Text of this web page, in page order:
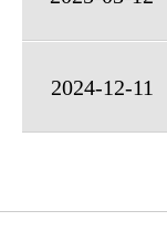
2024-12-11